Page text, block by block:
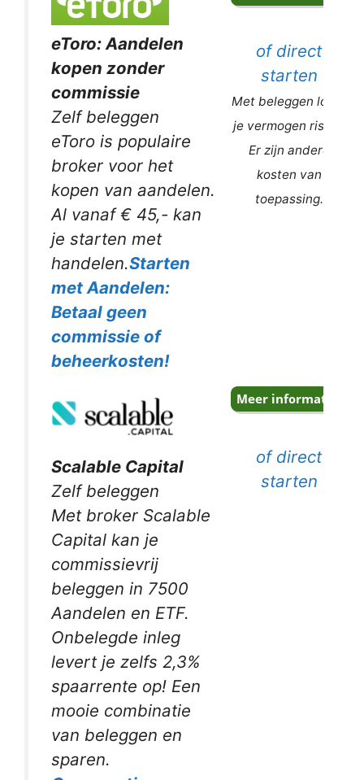
eToro: Aandelen
kopen zonder
commissie
Zelf beleggen
eToro is populaire
broker voor het
kopen van aandelen.
Al vanaf € 45,- kan
je starten met
handelen.Starten
met Aandelen:
Betaal geen
commissie of
beheerkosten!
of direct
starten
Met beleggen loopt
je vermogen risico.
Er zijn andere
kosten van
toepassing.
Scalable Capital
Zelf beleggen
Met broker Scalable
Capital kan je
commissievrij
beleggen in 7500
Aandelen en ETF.
Onbelegde inleg
levert je zelfs 2,3%
spaarrente op! Een
mooie combinatie
van beleggen en
sparen.
of direct
starten